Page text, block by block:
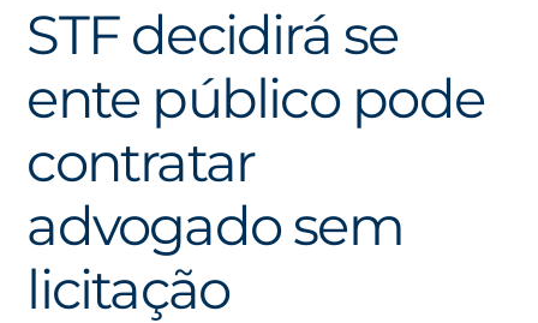
STF decidirá se
ente público pode
contratar
advogado sem
licitação